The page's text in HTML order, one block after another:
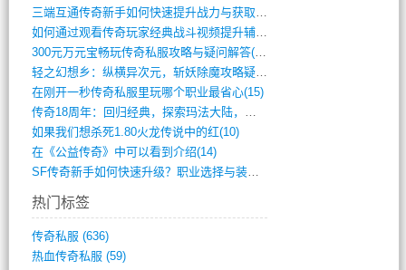
三端互通传奇新手如何快速提升战力与获取稀(379)
如何通过观看传奇玩家经典战斗视频提升辅助(661)
300元万元宝畅玩传奇私服攻略与疑问解答(828)
轻之幻想乡：纵横异次元，斩妖除魔攻略疑云(404)
在刚开一秒传奇私服里玩哪个职业最省心(15)
传奇18周年：回归经典，探索玛法大陆，寻(798)
如果我们想杀死1.80火龙传说中的红(10)
在《公益传奇》中可以看到介绍(14)
SF传奇新手如何快速升级？职业选择与装备(711)
热门标签
传奇私服 (636)
热血传奇私服 (59)